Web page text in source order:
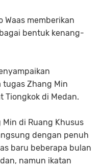
Waas memberikan
bentuk kenang-
tugas Zhang Min
Tiongkok di Medan.
di Ruang Khusus
dengan penuh
baru beberapa bulan
namun ikatan